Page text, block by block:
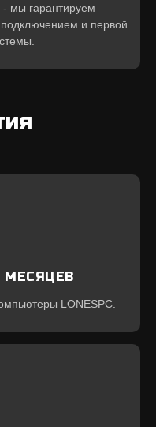
мы гарантируем
и первой
МЕСЯЦЕВ
LONESPC.